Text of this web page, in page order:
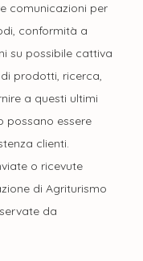
comunicazioni per
conformità a
su possibile cattiva
prodotti, ricerca,
a questi ultimi
possano essere
clienti.
o ricevute
di Agriturismo
da